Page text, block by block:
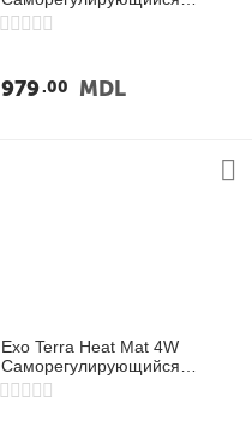
термоковрик 45×20 см
979 00 MDL
Exo Terra Heat Mat 4W
Саморегулирующийся
термоковрик 18×10 см